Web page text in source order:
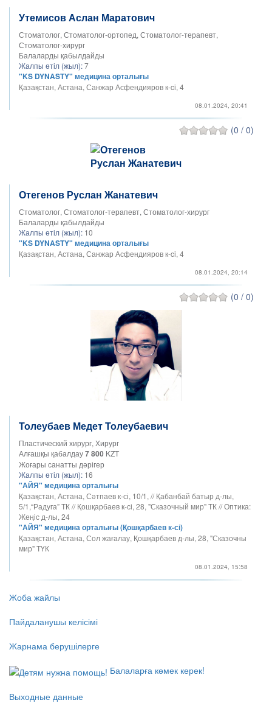
Утемисов Аслан Маратович
Стоматолог, Стоматолог-ортопед, Стоматолог-терапевт,
Стоматолог-хирург
Балаларды қабылдайды
Жалпы өтіл (жыл):7
"KS DYNASTY" медицина орталығы
Қазақстан, Астана, Санжар Асфендияров к-ci, 4
08.01.2024, 20:41
(0 / 0)
Отегенов Руслан Жанатевич
Стоматолог, Стоматолог-терапевт, Стоматолог-хирург
Балаларды қабылдайды
Жалпы өтіл (жыл): 10
"KS DYNASTY" медицина орталығы
Қазақстан, Астана, Санжар Асфендияров к-ci, 4
08.01.2024, 20:14
(0 / 0)
Толеубаев Медет Толеубаевич
Пластический хирург, Хирург
Алғашқы қабалдау7 800 KZT
Жоғары санатты дәрігер
Жалпы өтіл (жыл): 16
"АЙЯ" медицина орталығы
Қазақстан, Астана, Сәтпаев к-сі, 10/1, // Қабанбай батыр д-лы,
5/1,“Радуга” ТК // Қошқарбаев к-сі, 28, "Сказочный мир" ТК // Оптика:
Жеңіс д-лы, 24
"АЙЯ" медицина орталығы (Қошқарбаев к-сі)
Қазақстан, Астана, Сол жағалау, Қошқарбаев д-лы, 28, "Сказочны
мир" ТҮК
08.01.2024, 15:58
Жоба жайлы
Пайдаланушы келісімі
Жарнама берушілерге
Балаларға көмек керек!
Выходные данные